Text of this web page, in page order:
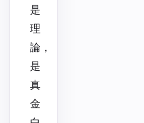
是
理
論，
是
真
金